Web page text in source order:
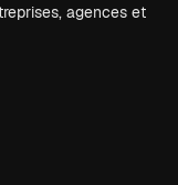
agences et